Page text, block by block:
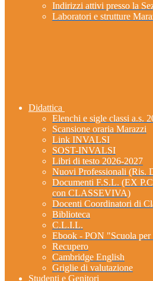
Indirizzi attivi presso la
Laboratori e strutture
Didattica
Elenchi e sigle classi a.s.
Scansione oraria Marazzi
Link INVALSI
SOST-INVALSI
Libri di testo 2026-2027
Nuovi Professionali (Ris.
Documenti F.S.L. (EX
con CLASSEVIVA)
Docenti Coordinatori di
Biblioteca
C.L.I.L.
Ebook - PON "Scuola
Recupero
Cambridge English
Griglie di valutazione
Studenti e Genitori